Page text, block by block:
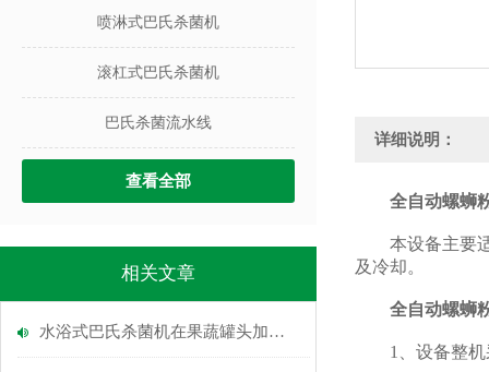
喷淋式巴氏杀菌机
滚杠式巴氏杀菌机
巴氏杀菌流水线
查看全部
相关文章
水浴式巴氏杀菌机在果蔬罐头加工中的关键作用
详细说明：
全自动螺蛳
本设备主要适
及冷却。
全自动螺蛳
1、设备整机采